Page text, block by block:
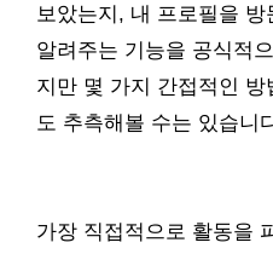
보았는지, 내 프로필을 방
알려주는 기능을 공식적
지만 몇 가지 간접적인
도 추측해볼 수는 있습니
가장 직접적으로 활동을